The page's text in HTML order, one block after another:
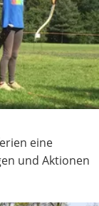
eine
und Aktionen